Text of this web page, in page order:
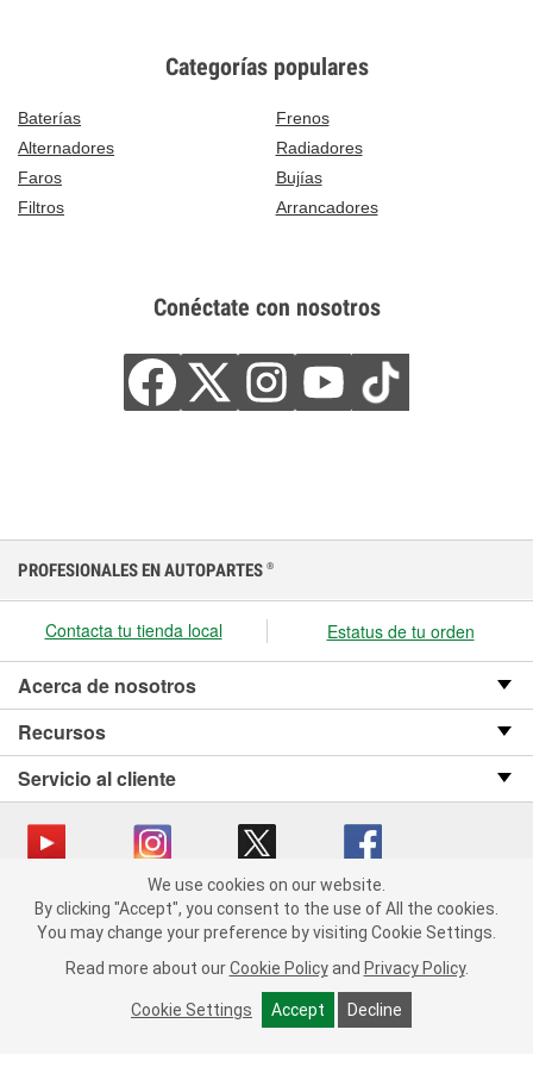
Categorías populares
Baterías
Frenos
Alternadores
Radiadores
Faros
Bujías
Filtros
Arrancadores
Conéctate con nosotros
We use cookies on our website. By clicking "Accept", you consent
to the use of All the cookies.
You may change your preference by visiting Cookie Settings.
Read more about our Cookie Policy and Privacy Policy.
Cookie Settings Accept Decline
PROFESIONALES EN AUTOPARTES ®
Contacta tu tienda local Estatus de tu orden
Acerca de nosotros
Recursos
Servicio al cliente
Copyright © 2008-2026 O’Reilly Auto Parts v OST_3.2.0.0.729 (3) cv1361
catalog_main
Política de privacidad
Ley de transparencia en las cadenas de suministro
We use cookies on our website.
By clicking "Accept", you consent to the use of All the cookies.
You may change your preference by visiting Cookie Settings.
Read more about our Cookie Policy and Privacy Policy.
Cookie Settings Accept Decline